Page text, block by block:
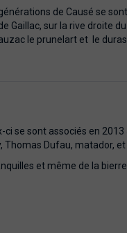
de Causé se
Gaillac, sur la rive droite
le prunelart et le duras.
se sont associés en
Thomas Dufau, matador,
et même de la